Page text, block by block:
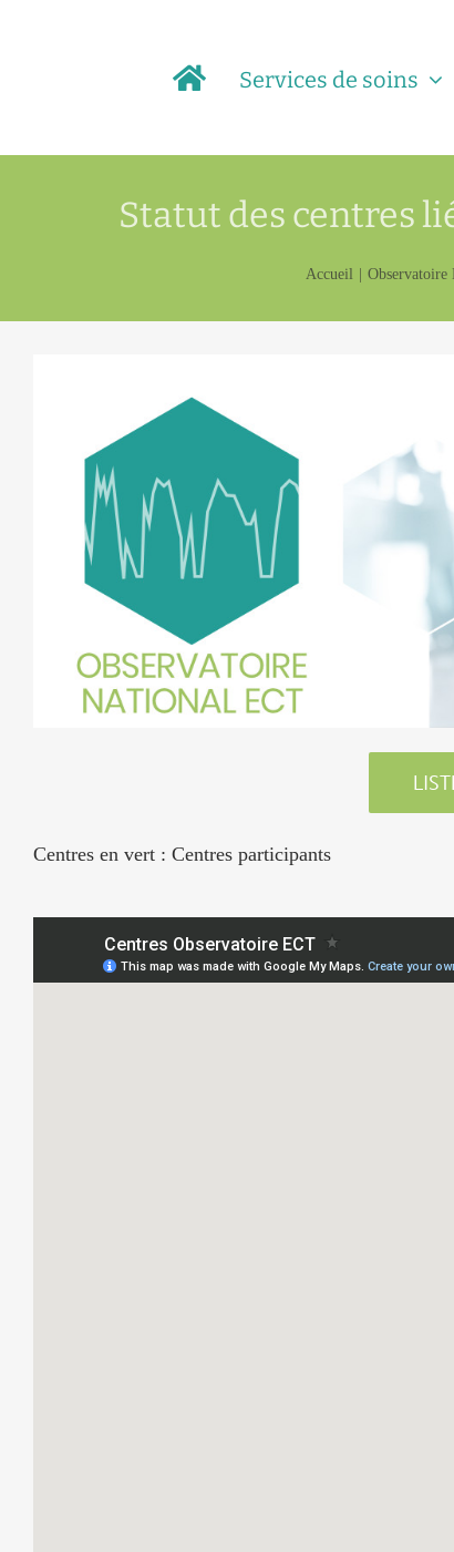
Services de soins
Statut des centres
Accueil Observatoire
Centres en vert : Centres participants